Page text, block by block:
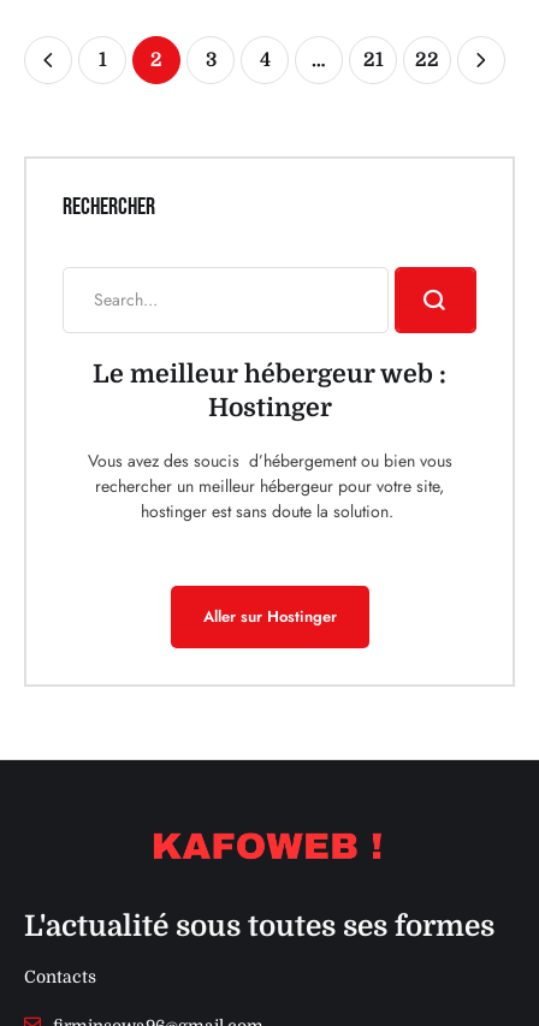
1 2 3 4 … 21 22
RECHERCHER
Le meilleur hébergeur web :
Hostinger
Vous avez des soucis d’hébergement ou bien vous
rechercher un meilleur hébergeur pour votre site,
hostinger est sans doute la solution.
Aller sur Hostinger
L'actualité sous toutes ses formes
Contacts